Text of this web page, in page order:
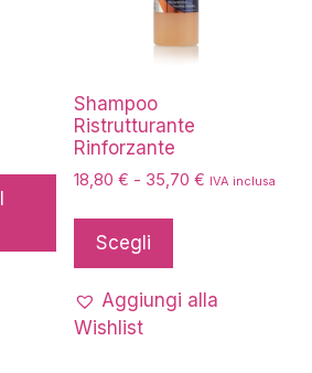
Shampoo
Ristrutturante
Rinforzante
18,80 € - 35,70 €Fascia
a
IVA inclusa
Scegli
ha
più
Aggiungi alla
Wishlist